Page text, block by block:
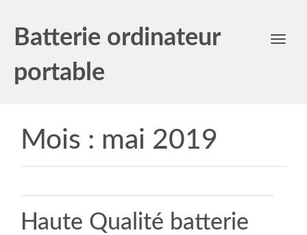
Batterie ordinateur
portable
Toggle
Mois : mai 2019
Haute Qualité batterie